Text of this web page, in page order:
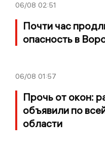
06/08 02:51
Почти час
опасность в
06/08 01:57
Прочь от окон:
объявили по
области